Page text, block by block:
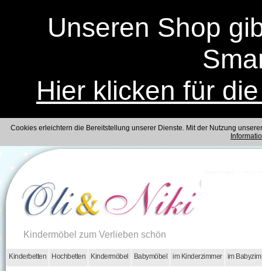
Unseren Shop
Hier klicken für
Cookies erleichtern die Bereitstellung unserer Dienste. Mit der Nutzung
Kindermöbel zum Verlieben schön
Kinderbetten Hochbetten Kindermöbel Babymöbel im Kinderzimmer im